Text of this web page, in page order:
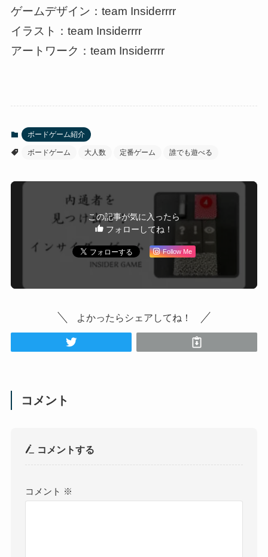
ゲームデザイン：team Insiderrrr
イラスト：team Insiderrrr
アートワーク：team Insiderrrr
ボードゲーム紹介
ボードゲーム 大人数 定番ゲーム 誰でも遊べる
この記事が気に入ったら
フォローしてね！
Follow Me
よかったらシェアしてね！
コメント
コメントする
コメント ※